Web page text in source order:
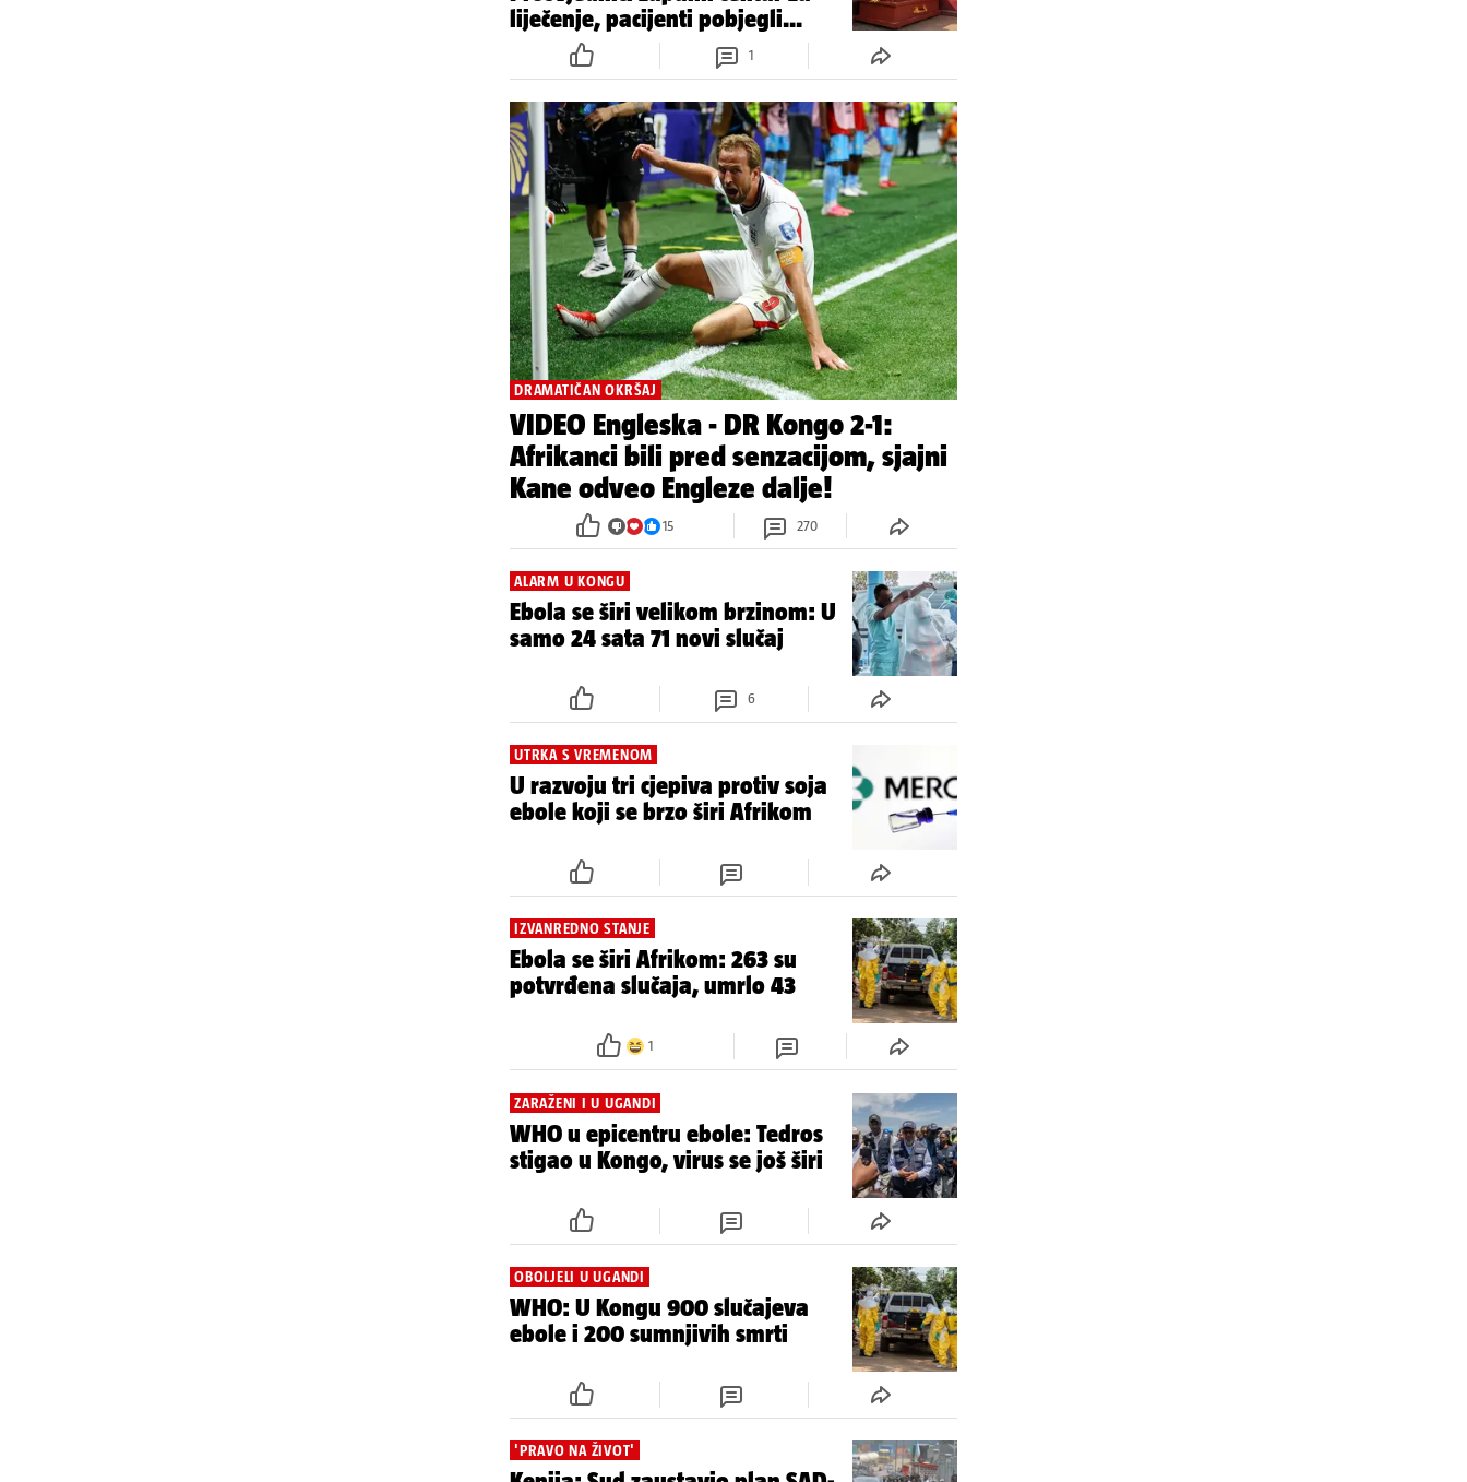
BRZO SE ŠIRI
U Kongu prvi put više od 4000
USRED EPIDEMIJE
Kaos u Kongu zbog ebole:
Prosvjednici zapalili centar za
liječenje, pacijenti pobjegli...
1
VIDEO Engleska - DR Kongo 2-1:
Afrikanci bili pred senzacijom, sjajni
15 270
Ebola se širi velikom brzinom: U
6
U razvoju tri cjepiva protiv soja
Ebola se širi Afrikom: 263 su
1
WHO u epicentru ebole: Tedros